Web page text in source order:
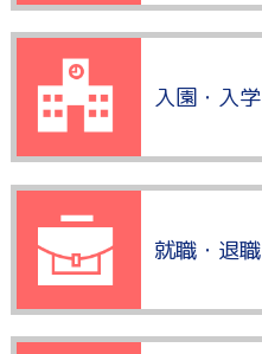
入園・入学
就職・退職